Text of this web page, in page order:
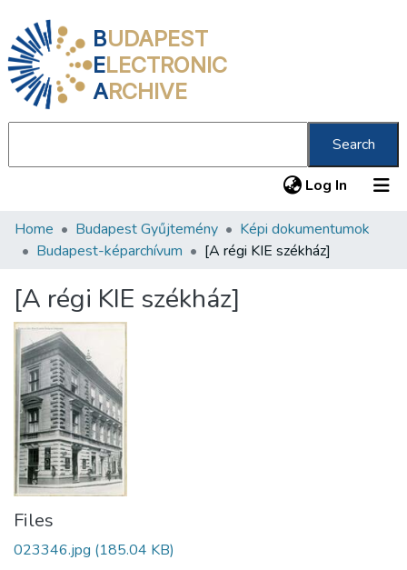
BUDAPEST
ELECTRONIC
ARCHIVE
Search
Log In (current)
Communities & Collections
Statistics
About us
Home Budapest Gyűjtemény
Képi dokumentumok
Budapest-képarchívum
[A régi KIE székház]
[A régi KIE székház]
Files
023346.jpg (185.04 KB)